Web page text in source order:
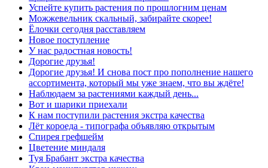
Успейте купить растения по прошлогним ценам
Можжевельник скальный, забирайте скорее!
Ёлочки сегодня расставляем
Новое поступление
У нас радостная новость!
Дорогие друзья!
Дорогие друзья! И снова пост про пополнение нашего
ассортимента, который мы уже знаем, что вы ждёте!
Наблюдаем за растениями каждый день...
Вот и шарики приехали
К нам поступили растения экстра качества
Лёт короеда - типографа объявляю открытым
Спирея грефшейм
Цветение миндаля
Туя Брабант экстра качества